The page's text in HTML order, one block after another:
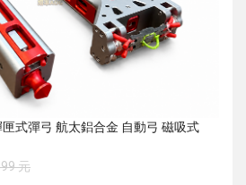
匣式彈弓 航太鋁合金 自動弓 磁吸式
元